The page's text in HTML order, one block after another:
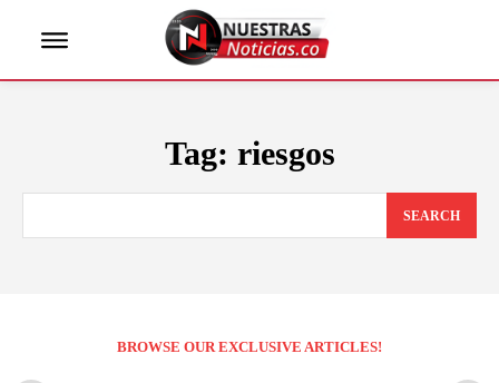
Tag: riesgos
SEARCH
BROWSE OUR EXCLUSIVE ARTICLES!